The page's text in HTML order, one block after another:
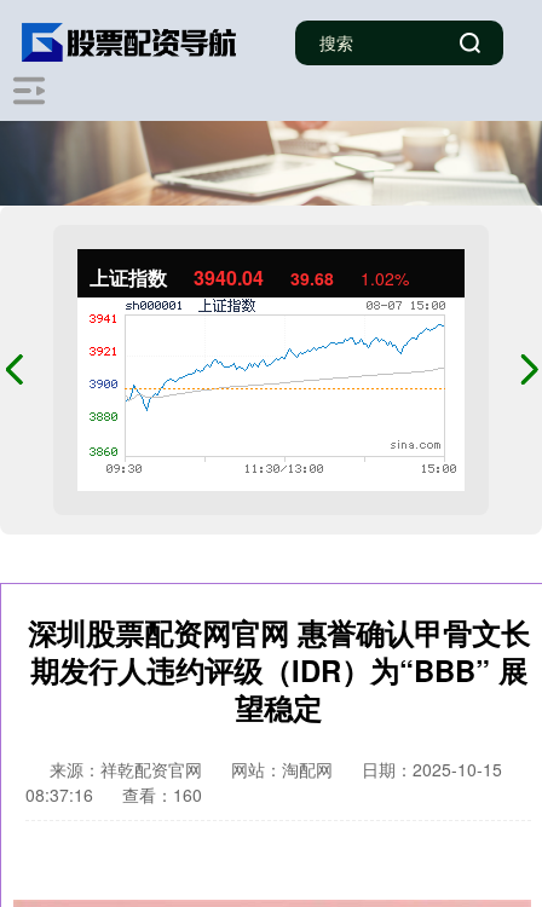
上证指数 3940.04 39.68 1.02%
深圳股票配资网官网 惠誉确认甲骨文长
期发行人违约评级（IDR）为“BBB” 展
望稳定
来源：祥乾配资官网 网站：淘配网
日期：2025-10-15
08:37:16
查看：160